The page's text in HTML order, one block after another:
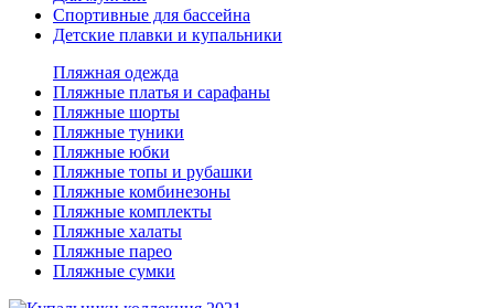
Спортивные для бассейна
Детские плавки и купальники
Пляжная одежда
Пляжные платья и сарафаны
Пляжные шорты
Пляжные туники
Пляжные юбки
Пляжные топы и рубашки
Пляжные комбинезоны
Пляжные комплекты
Пляжные халаты
Пляжные парео
Пляжные сумки